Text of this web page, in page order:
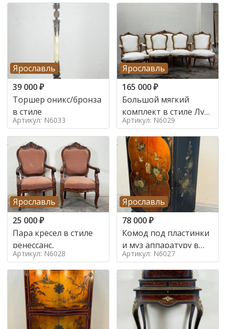
Ярославль
39 000₽
Торшер оникс/бронза
в стиле
Артикул: N6033
Ярославль
165 000₽
Большой мягкий
комплект в стиле Луи
в стиле
Артикул: N6029
Ярославль
25 000₽
Пара кресел в стиле
ренессанс,
Артикул: N6028
Ярославль
78 000₽
Комод под пластинки
и муз аппаратуру в
стиле шинуазри,
Артикул: N6027